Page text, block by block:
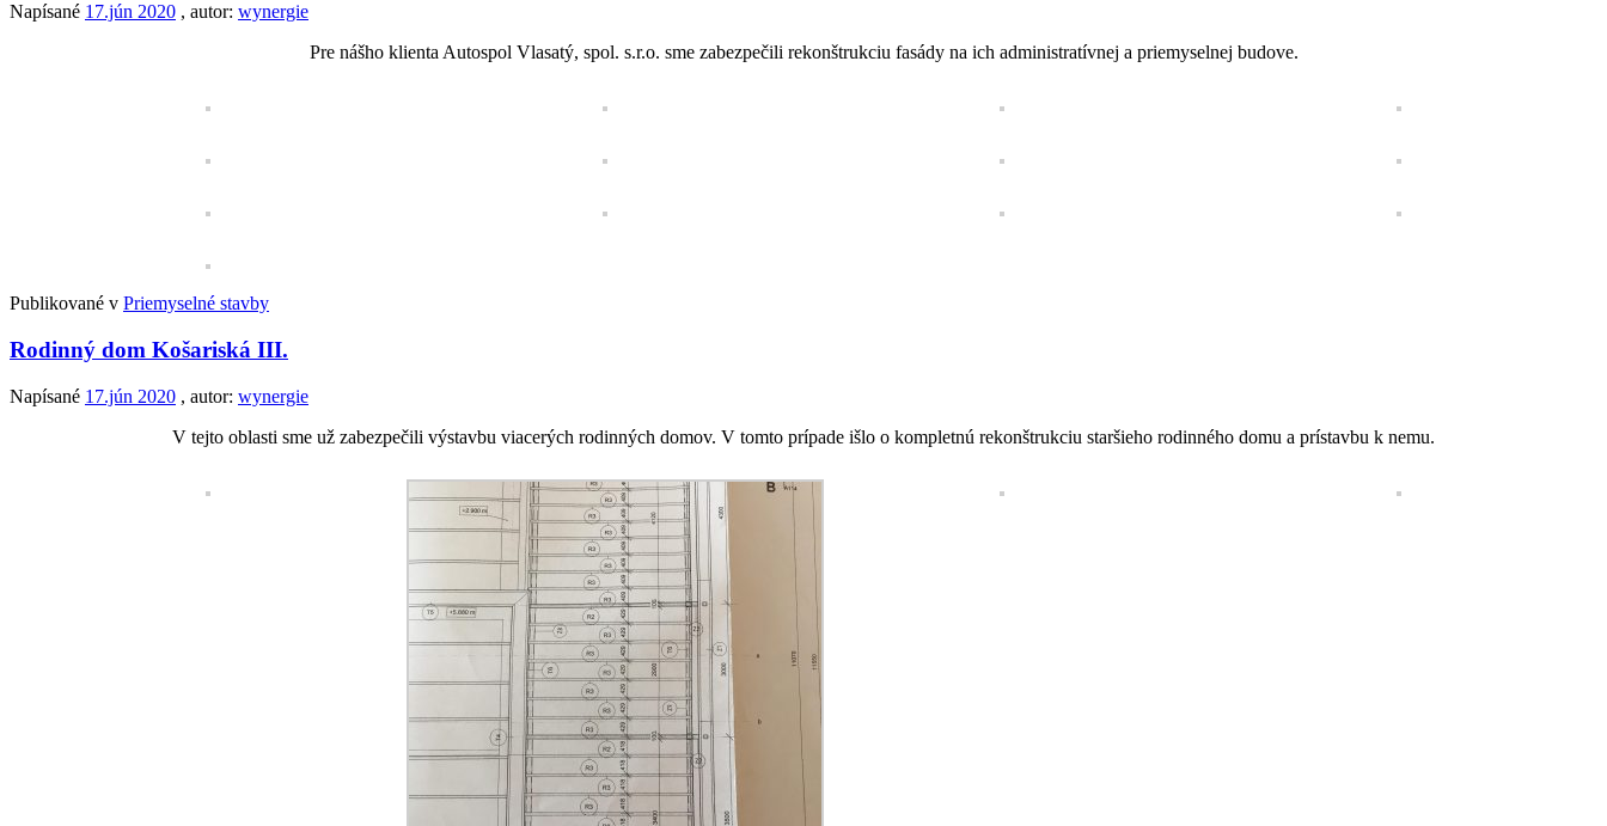
Napísané 17.jún 2020 , autor: wynergie
Pre nášho klienta Autospol Vlasatý, spol. s.r.o. sme zabezpečili rekonštrukciu fasády na ich administratívnej a priemyselnej budove.
Publikované v Priemyselné stavby
Rodinný dom Košariská III.
Napísané 17.jún 2020 , autor: wynergie
V tejto oblasti sme už zabezpečili výstavbu viacerých rodinných domov. V tomto prípade išlo o kompletnú rekonštrukciu staršieho rodinného domu a prístavbu k nemu.